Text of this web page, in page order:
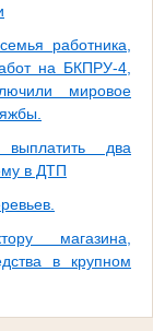
работника,
на БКПРУ-4,
мировое
два
в ДТП
магазина,
в крупном